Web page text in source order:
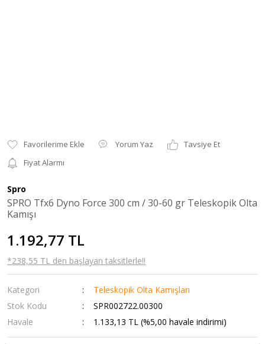
Yorum Yaz
Tavsiye Et
Fiyat Alarmı
Spro
SPRO Tfx6 Dyno Force 300 cm / 30-60 gr Teleskopik Olta
Kamışı
1.192,77 TL
*238,55 TL den başlayan taksitlerle!!
Kategori
Teleskopik Olta Kamışları
Stok Kodu
SPR002722.00300
Havale
1.133,13 TL (%5,00 havale indirimi)